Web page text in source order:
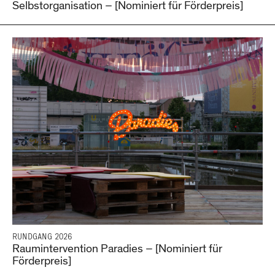
Selbstorganisation – [Nominiert für Förderpreis]
RUNDGANG 2026
Raumintervention Paradies – [Nominiert für
Förderpreis]